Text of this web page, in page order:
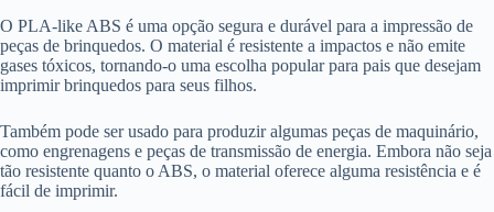
O PLA-like ABS é uma opção segura e durável para a impressão de
peças de brinquedos. O material é resistente a impactos e não emite
gases tóxicos, tornando-o uma escolha popular para pais que desejam
imprimir brinquedos para seus filhos.
Também pode ser usado para produzir algumas peças de maquinário,
como engrenagens e peças de transmissão de energia. Embora não seja
tão resistente quanto o ABS, o material oferece alguma resistência e é
fácil de imprimir.